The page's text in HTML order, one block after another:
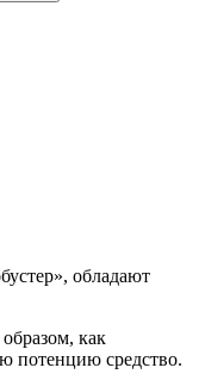
обладают
как
потенцию средство.